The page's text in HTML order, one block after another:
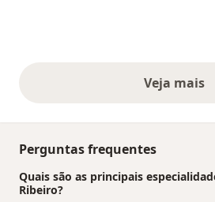
Veja mais
Perguntas frequentes
Quais são as principais
Ribeiro?